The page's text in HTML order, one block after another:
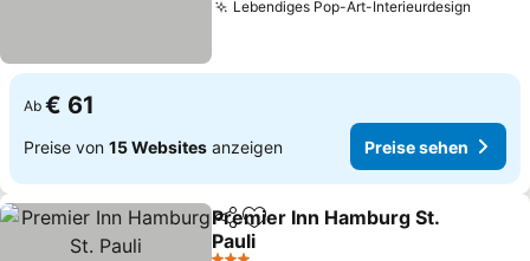
Lebendiges Pop-Art-Interieurdesign
Ab € 61
Preise von 15 Websites anzeigen Preise sehen
TeilenZu Favoriten hinzufügen
Premier Inn Hamburg St.
Pauli